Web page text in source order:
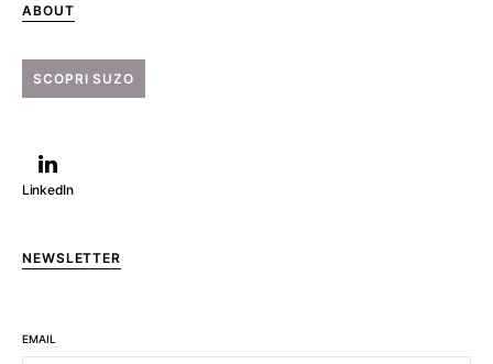
ABOUT
SCOPRI SUZO
LinkedIn
NEWSLETTER
EMAIL